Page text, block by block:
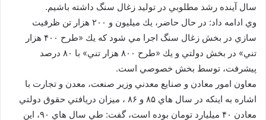
سال آينده رشد مطلوبي در توليد زغال سنگ داشته باشيم.
وي ادامه داد: در حال حاضر، يك ميليون و ۲۰۰ هزار تن ظرفيت
سازي در بخش زغال سنگ اجرا مي شود كه يك «طرح ۴۰۰ هزار
تني» در بخش دولتي و يك «طرح ۸۰۰ هزار تني» با ۸۰ درصد
پيشرفت، توسط بخش خصوصي است.
معاون امور معادن و صنايع معدني وزير صنعت، معدن و تجارت با
اشاره به اينكه در سال هاي ۸۵ و ۸۶ ، ميزان دريافتي حقوق دولتي
معادن ۴۰ ميليارد تومان بوده است، گفت: طي سال هاي ۹۰، اين